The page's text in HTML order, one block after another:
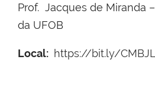
Prof. Jacques de Miranda
da UFOB
Local: https://bit.ly/